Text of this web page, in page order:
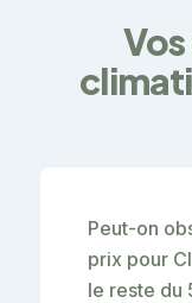
Peut-on
prix pour
le reste du